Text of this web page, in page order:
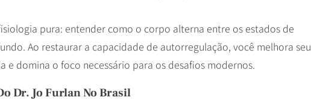
pura: entender como o corpo alterna entre os estados de
Ao restaurar a capacidade de autorregulação, você melhora seu
e domina o foco necessário para os desafios modernos.
Dr. Jo Furlan No Brasil